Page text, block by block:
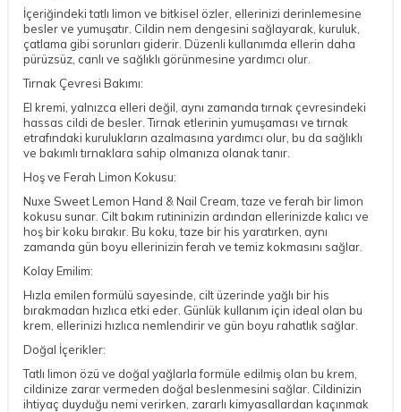
İçeriğindeki tatlı limon ve bitkisel özler, ellerinizi derinlemesine
besler ve yumuşatır. Cildin nem dengesini sağlayarak, kuruluk,
çatlama gibi sorunları giderir. Düzenli kullanımda ellerin daha
pürüzsüz, canlı ve sağlıklı görünmesine yardımcı olur.
Tırnak Çevresi Bakımı:
El kremi, yalnızca elleri değil, aynı zamanda tırnak çevresindeki
hassas cildi de besler. Tırnak etlerinin yumuşaması ve tırnak
etrafındaki kurulukların azalmasına yardımcı olur, bu da sağlıklı
ve bakımlı tırnaklara sahip olmanıza olanak tanır.
Hoş ve Ferah Limon Kokusu:
Nuxe Sweet Lemon Hand & Nail Cream, taze ve ferah bir limon
kokusu sunar. Cilt bakım rutininizin ardından ellerinizde kalıcı ve
hoş bir koku bırakır. Bu koku, taze bir his yaratırken, aynı
zamanda gün boyu ellerinizin ferah ve temiz kokmasını sağlar.
Kolay Emilim:
Hızla emilen formülü sayesinde, cilt üzerinde yağlı bir his
bırakmadan hızlıca etki eder. Günlük kullanım için ideal olan bu
krem, ellerinizi hızlıca nemlendirir ve gün boyu rahatlık sağlar.
Doğal İçerikler:
Tatlı limon özü ve doğal yağlarla formüle edilmiş olan bu krem,
cildinize zarar vermeden doğal beslenmesini sağlar. Cildinizin
ihtiyaç duyduğu nemi verirken, zararlı kimyasallardan kaçınmak